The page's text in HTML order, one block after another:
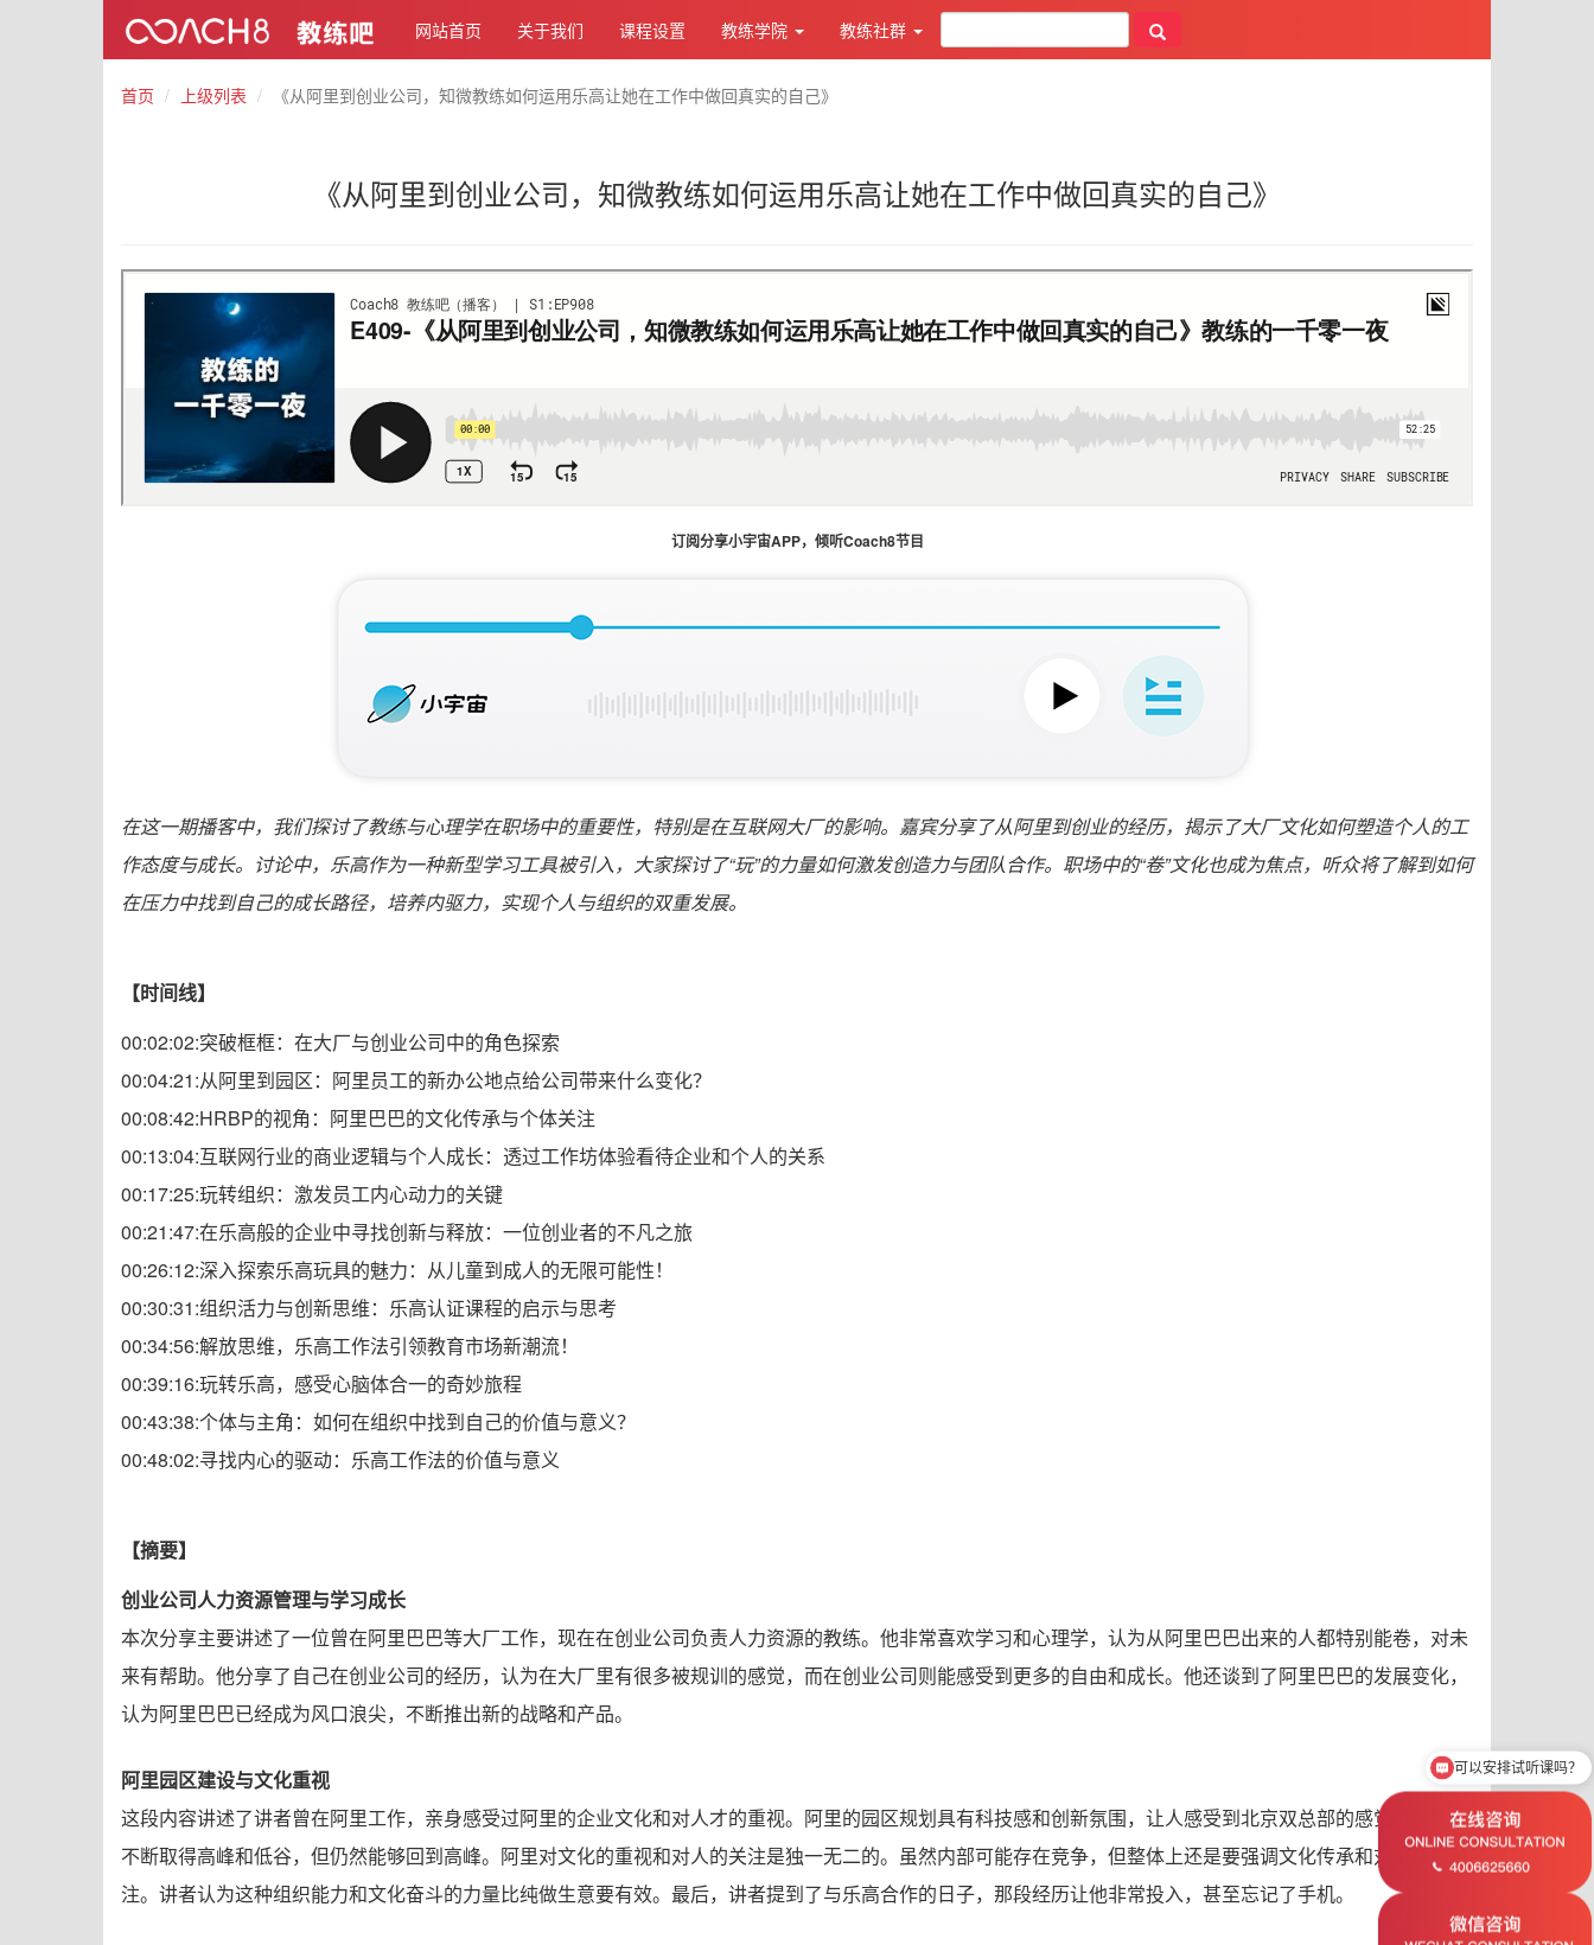
网站首页 关于我们 课程设置 教练学院 教练社群
首页 上级列表 《从阿里到创业公司，知微教练如何运用乐高让她在工作中做回真实的自己》
《从阿里到创业公司，知微教练如何运用乐高让她在工作中做回真实的自己》
订阅分享小宇宙APP，倾听Coach8节目
在这一期播客中，我们探讨了教练与心理学在职场中的重要性，特别是在互联网大厂的影响。嘉宾分享了从阿里到创业的经历，揭示了大厂文化如何塑造个人的工
作态度与成长。讨论中，乐高作为一种新型学习工具被引入，大家探讨了“玩”的力量如何激发创造力与团队合作。职场中的“卷”文化也成为焦点，听众将了解到如何
在压力中找到自己的成长路径，培养内驱力，实现个人与组织的双重发展。
【时间线】
00:02:02:突破框框：在大厂与创业公司中的角色探索
00:04:21:从阿里到园区：阿里员工的新办公地点给公司带来什么变化？
00:08:42:HRBP的视角：阿里巴巴的文化传承与个体关注
00:13:04:互联网行业的商业逻辑与个人成长：透过工作坊体验看待企业和个人的关系
00:17:25:玩转组织：激发员工内心动力的关键
00:21:47:在乐高般的企业中寻找创新与释放：一位创业者的不凡之旅
00:26:12:深入探索乐高玩具的魅力：从儿童到成人的无限可能性！
00:30:31:组织活力与创新思维：乐高认证课程的启示与思考
00:34:56:解放思维，乐高工作法引领教育市场新潮流！
00:39:16:玩转乐高，感受心脑体合一的奇妙旅程
00:43:38:个体与主角：如何在组织中找到自己的价值与意义？
00:48:02:寻找内心的驱动：乐高工作法的价值与意义
【摘要】
创业公司人力资源管理与学习成长
本次分享主要讲述了一位曾在阿里巴巴等大厂工作，现在在创业公司负责人力资源的教练。他非常喜欢学习和心理学，认为从阿里巴巴出来的人都特别能卷，对未
来有帮助。他分享了自己在创业公司的经历，认为在大厂里有很多被规训的感觉，而在创业公司则能感受到更多的自由和成长。他还谈到了阿里巴巴的发展变化，
认为阿里巴巴已经成为风口浪尖，不断推出新的战略和产品。
阿里园区建设与文化重视
这段内容讲述了讲者曾在阿里工作，亲身感受过阿里的企业文化和对人才的重视。阿里的园区规划具有科技感和创新氛围，让人感受到北京双总部的感觉。阿里在
不断取得高峰和低谷，但仍然能够回到高峰。阿里对文化的重视和对人的关注是独一无二的。虽然内部可能存在竞争，但整体上还是要强调文化传承和对个体的关
注。讲者认为这种组织能力和文化奋斗的力量比纯做生意要有效。最后，讲者提到了与乐高合作的日子，那段经历让他非常投入，甚至忘记了手机。
近期什么时间开课？
可以安排试听课吗？